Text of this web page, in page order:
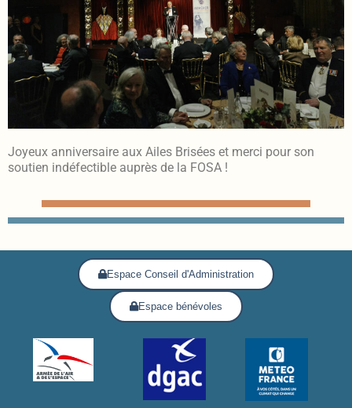
Joyeux anniversaire aux Ailes Brisées et merci pour son
soutien indéfectible auprès de la FOSA !
Espace Conseil d'Administration
Espace bénévoles